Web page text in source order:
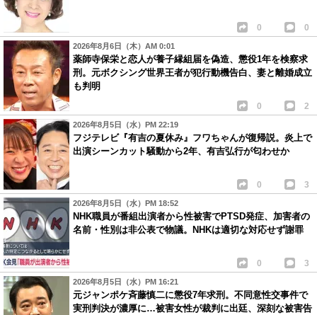
0 0
2026年8月6日（木）AM 0:01
薬師寺保栄と恋人が養子縁組届を偽造、懲役1年を検察求
刑。元ボクシング世界王者が犯行動機告白、妻と離婚成立
も判明
0 2
2026年8月5日（水）PM 22:19
フジテレビ『有吉の夏休み』フワちゃんが復帰説。炎上で
出演シーンカット騒動から2年、有吉弘行が匂わせか
0 3
2026年8月5日（水）PM 18:52
NHK職員が番組出演者から性被害でPTSD発症、加害者の
名前・性別は非公表で物議。NHKは適切な対応せず謝罪
0 3
2026年8月5日（水）PM 16:21
元ジャンポケ斉藤慎二に懲役7年求刑。不同意性交事件で
実刑判決が濃厚に…被害女性が裁判に出廷、深刻な被害告